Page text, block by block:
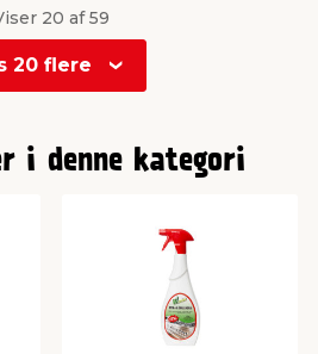
20 af 59
20 flere
i denne kategori